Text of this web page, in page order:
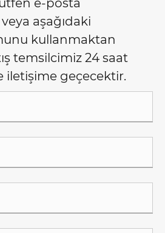
aşağıdaki
kullanmaktan
temsilcimiz 24 saat
iletişime geçecektir.